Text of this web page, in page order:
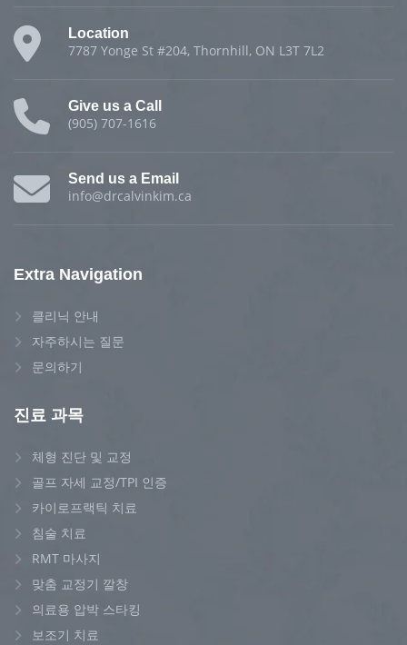
Location
7787 Yonge St #204, Thornhill, ON L3T 7L2
Give us a Call
(905) 707-1616
Send us a Email
info@drcalvinkim.ca
Extra Navigation
클리닉 안내
자주하시는 질문
문의하기
진료 과목
체형 진단 및 교정
골프 자세 교정/TPI 인증
카이로프랙틱 치료
침술 치료
RMT 마사지
맞춤 교정기 깔창
의료용 압박 스타킹
보조기 치료